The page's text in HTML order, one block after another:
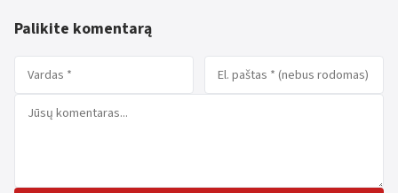
Palikite komentarą